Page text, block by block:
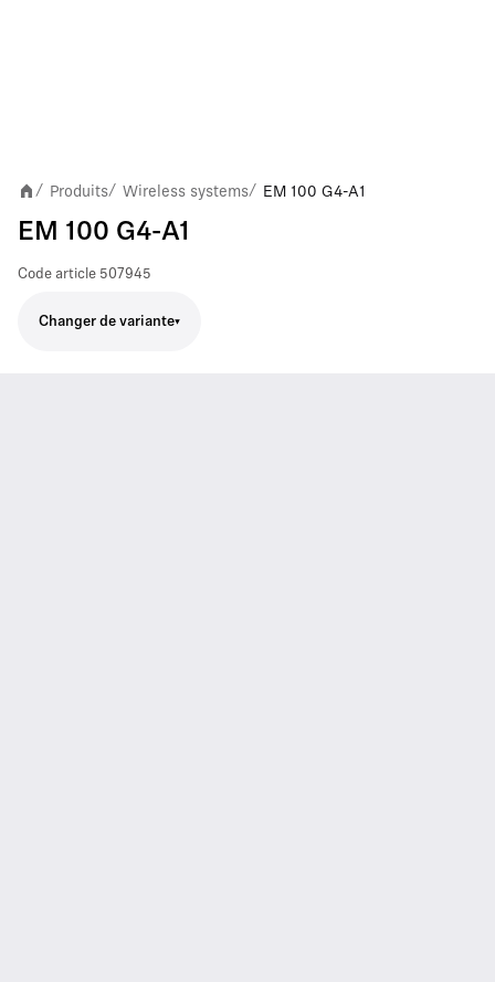
/ Produits/ Wireless systems/ EM 100 G4-A1
EM 100 G4-A1
Code article 507945
Changer de variante